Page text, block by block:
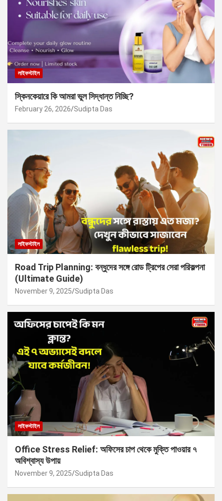
লাইফস্টাইল
স্কিনকেয়ারে কি আমরা ভুল সিদ্ধান্ত নিচ্ছি?
February 26, 2026 Sudipta Das
লাইফস্টাইল
Road Trip Planning: বন্ধুদের সঙ্গে রোড ট্রিপের সেরা পরিকল্পনা
(Ultimate Guide)
November 9, 2025 Sudipta Das
লাইফস্টাইল
Office Stress Relief: অফিসের চাপ থেকে মুক্তি পাওয়ার ৭
অবিশ্বাস্য উপায়
November 9, 2025 Sudipta Das